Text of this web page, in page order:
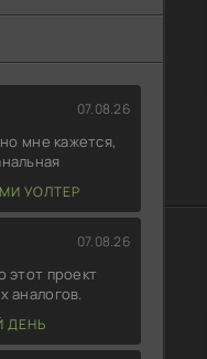
07.08.26
мне кажется,
УОЛТЕР
07.08.26
этот проект
аналогов.
ДЕНЬ